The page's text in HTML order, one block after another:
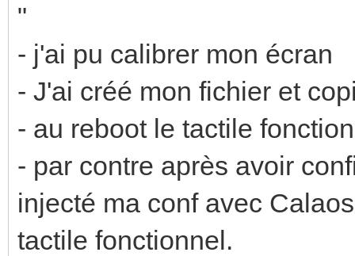
"
- j'ai pu calibrer mon écran
- J'ai créé mon fichier et
- au reboot le tactile
- par contre après avoir
injecté ma conf avec
tactile fonctionnel.